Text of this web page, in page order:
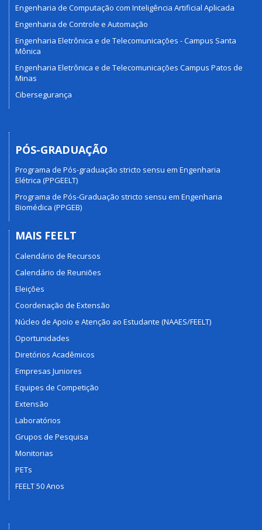
Engenharia de Computação com Inteligência Artificial Aplicada
Engenharia de Controle e Automação
Engenharia Eletrônica e de Telecomunicações - Campus Santa
Mônica
Engenharia Eletrônica e de Telecomunicações Campus Patos de
Minas
Cibersegurança
PÓS-GRADUAÇÃO
Programa de Pós-graduação stricto sensu em Engenharia
Elétrica (PPGEELT)
Programa de Pós-Graduação stricto sensu em Engenharia
Biomédica (PPGEB)
MAIS FEELT
Calendário de Recursos
Calendário de Reuniões
Eleições
Coordenação de Extensão
Núcleo de Apoio e Atenção ao Estudante (NAAES/FEELT)
Oportunidades
Diretórios Acadêmicos
Empresas Juniores
Equipes de Competição
Extensão
Laboratórios
Grupos de Pesquisa
Monitorias
PETs
FEELT 50 Anos